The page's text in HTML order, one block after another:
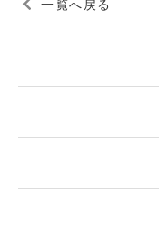
一覧へ戻る